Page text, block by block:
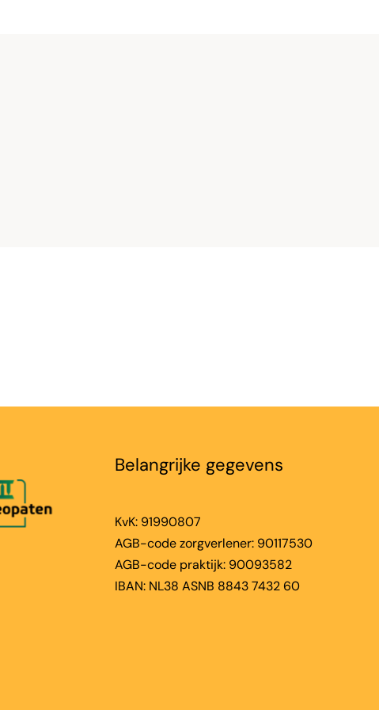
Belangrijke gegevens
KvK: 91990807
AGB-code zorgverlener: 90117530
AGB-code praktijk: 90093582
IBAN: NL38 ASNB 8843 7432 60